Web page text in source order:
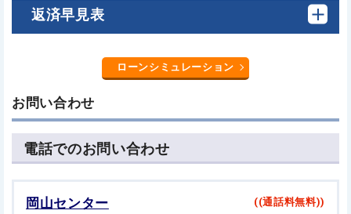
返済早見表
ローンシミュレーション
お問い合わせ
電話でのお問い合わせ
岡山センター
((通話料無料))